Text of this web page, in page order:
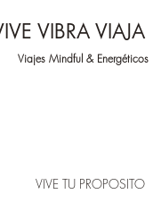
VIBRA VIAJA
Viajes Mindful & Energéticos
VIVE TU PROPOSITO